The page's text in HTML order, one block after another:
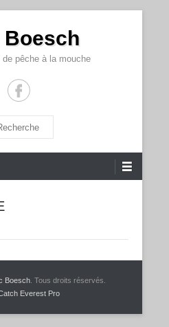
Boesch
de pêche à la mouche
Boesch. Tous droits réservés.
Everest Pro